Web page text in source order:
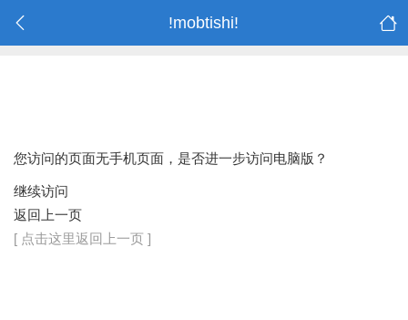
!mobtishi!
您访问的页面无手机页面，是否进一步访问电脑版？
继续访问
返回上一页
[ 点击这里返回上一页 ]